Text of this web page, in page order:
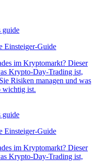
Einsteiger-Guide
im Kryptomarkt? Dieser
Krypto-Day-Trading ist,
Risiken managen und was
wichtig ist.
Einsteiger-Guide
im Kryptomarkt? Dieser
Krypto-Day-Trading ist,